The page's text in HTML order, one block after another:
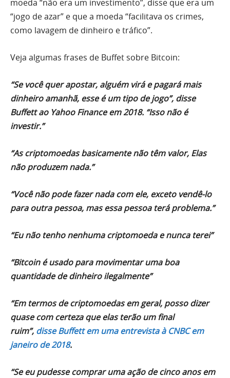
moeda “não era um investimento”, disse que era um
“jogo de azar” e que a moeda “facilitava os crimes,
como lavagem de dinheiro e tráfico”.
Veja algumas frases de Buffet sobre Bitcoin:
“Se você quer apostar, alguém virá e pagará mais
dinheiro amanhã, esse é um tipo de jogo”, disse
Buffett ao Yahoo Finance em 2018. “Isso não é
investir.”
“As criptomoedas basicamente não têm valor, Elas
não produzem nada.”
“Você não pode fazer nada com ele, exceto vendê-lo
para outra pessoa, mas essa pessoa terá problema.”
“Eu não tenho nenhuma criptomoeda e nunca terei”
“Bitcoin é usado para movimentar uma boa
quantidade de dinheiro ilegalmente”
“Em termos de criptomoedas em geral, posso dizer
quase com certeza que elas terão um final
ruim”, disse Buffett em uma entrevista à CNBC em
janeiro de 2018.
“Se eu pudesse comprar uma ação de cinco anos em